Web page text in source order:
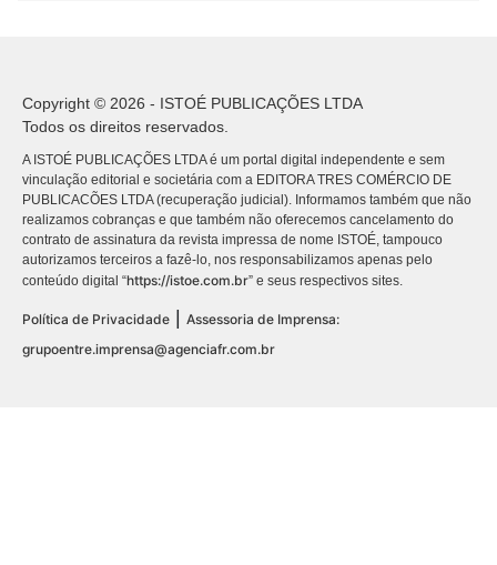
Copyright © 2026 - ISTOÉ PUBLICAÇÕES LTDA
Todos os direitos reservados.
A ISTOÉ PUBLICAÇÕES LTDA é um portal digital independente e sem
vinculação editorial e societária com a EDITORA TRES COMÉRCIO DE
PUBLICACÕES LTDA (recuperação judicial). Informamos também que não
realizamos cobranças e que também não oferecemos cancelamento do
contrato de assinatura da revista impressa de nome ISTOÉ, tampouco
autorizamos terceiros a fazê-lo, nos responsabilizamos apenas pelo
conteúdo digital “https://istoe.com.br” e seus respectivos sites.
Política de Privacidade
Assessoria de Imprensa:
grupoentre.imprensa@agenciafr.com.br